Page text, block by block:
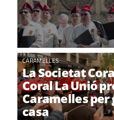
CARAMELLES
La Societat
Coral La Unió
Caramelles per
casa